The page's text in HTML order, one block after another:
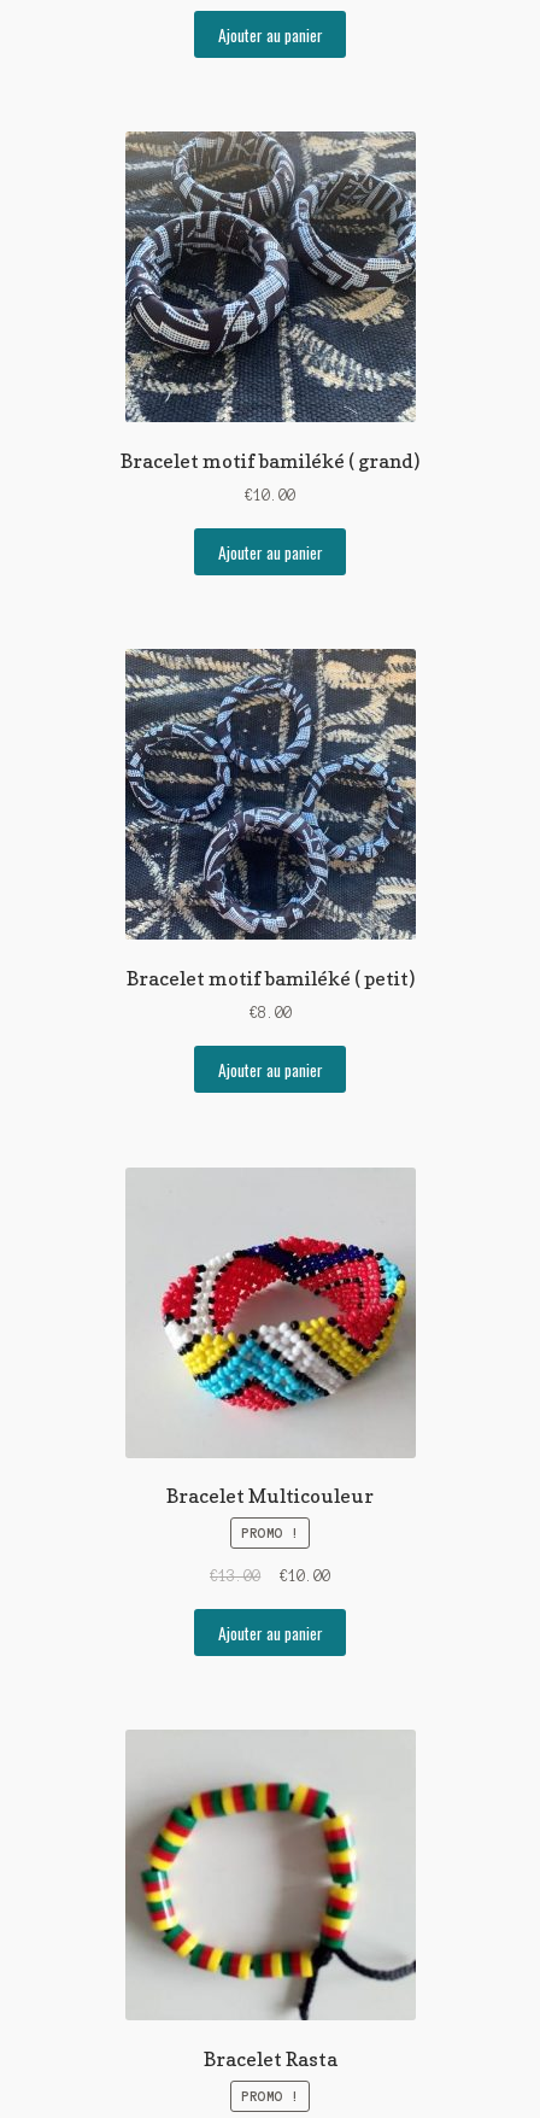
Ajouter au panier
Bracelet motif bamiléké ( grand)
€10.00
Ajouter au panier
Bracelet motif bamiléké ( petit)
€8.00
Ajouter au panier
Bracelet Multicouleur
PROMO !
€13.00 €10.00
Ajouter au panier
Bracelet Rasta
PROMO !